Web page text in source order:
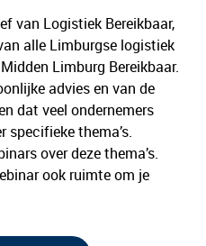
van Logistiek Bereikbaar,
alle Limburgse logistiek
Limburg Bereikbaar.
advies en van de
dat veel ondernemers
specifieke thema’s.
over deze thema’s.
ook ruimte om je